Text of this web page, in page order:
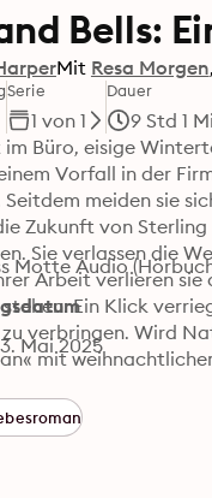
Bells:
Mit Resa Morgen
Serie
1 von 1
Dauer
9 Std 1
im Büro, eisige
Vorfall in der
meiden sie
Zukunft von
Sie verlassen die
Arbeit verlieren sie
Ein Klick
verbringen. Wird
mit
Motte Audio
Mai 2025